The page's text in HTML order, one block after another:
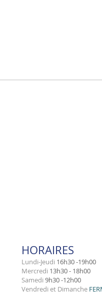
HORAIRES
Lundi-Jeudi 16h30 -19h00
Mercredi 13h30 - 18h00
​Samedi 9h30 -12h00
Vendredi et Dimanche